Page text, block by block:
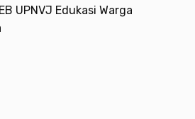
UPNVJ Edukasi Warga